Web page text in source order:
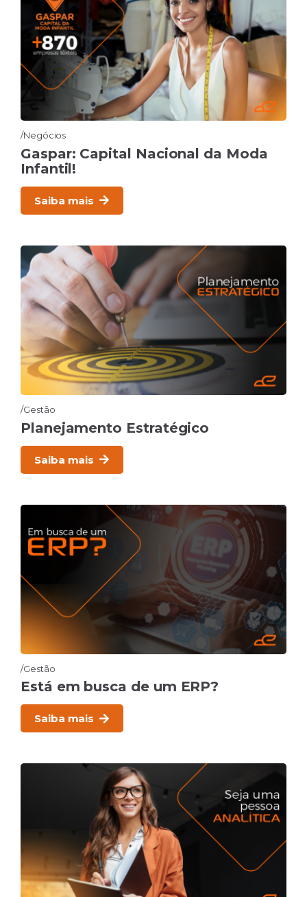
Negócios
Gaspar: Capital Nacional da Moda
Infantil!
Saiba mais
Gestão
Planejamento Estratégico
Saiba mais
Gestão
Está em busca de um ERP?
Saiba mais